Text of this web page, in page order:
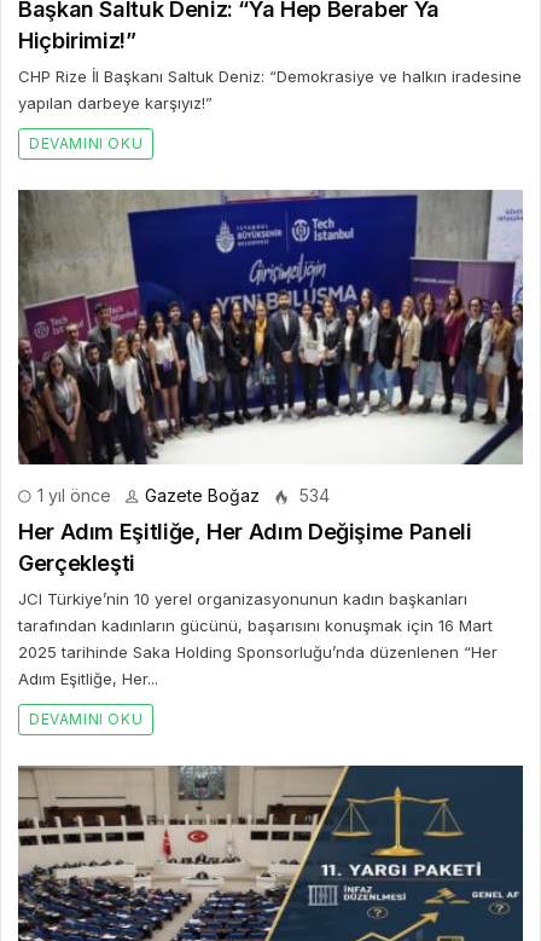
Başkan Saltuk Deniz: “Ya Hep Beraber Ya
Hiçbirimiz!”
CHP Rize İl Başkanı Saltuk Deniz: “Demokrasiye ve halkın iradesine
yapılan darbeye karşıyız!”
DEVAMINI OKU
1 yıl önce Gazete Boğaz 534
Her Adım Eşitliğe, Her Adım Değişime Paneli
Gerçekleşti
JCI Türkiye’nin 10 yerel organizasyonunun kadın başkanları
tarafından kadınların gücünü, başarısını konuşmak için 16 Mart
2025 tarihinde Saka Holding Sponsorluğu’nda düzenlenen “Her
Adım Eşitliğe, Her...
DEVAMINI OKU